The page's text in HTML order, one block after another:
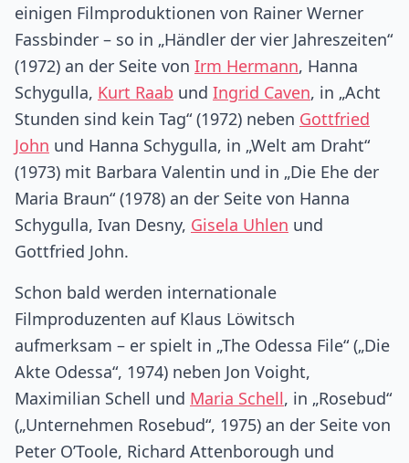
einigen Filmproduktionen von Rainer Werner
Fassbinder – so in „Händler der vier Jahreszeiten“
(1972) an der Seite von Irm Hermann, Hanna
Schygulla, Kurt Raab und Ingrid Caven, in „Acht
Stunden sind kein Tag“ (1972) neben Gottfried
John und Hanna Schygulla, in „Welt am Draht“
(1973) mit Barbara Valentin und in „Die Ehe der
Maria Braun“ (1978) an der Seite von Hanna
Schygulla, Ivan Desny, Gisela Uhlen und
Gottfried John.
Schon bald werden internationale
Filmproduzenten auf Klaus Löwitsch
aufmerksam – er spielt in „The Odessa File“ („Die
Akte Odessa“, 1974) neben Jon Voight,
Maximilian Schell und Maria Schell, in „Rosebud“
(„Unternehmen Rosebud“, 1975) an der Seite von
Peter O’Toole, Richard Attenborough und